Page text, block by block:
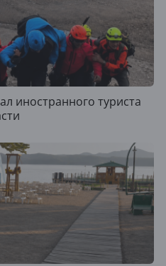
иностранного туриста